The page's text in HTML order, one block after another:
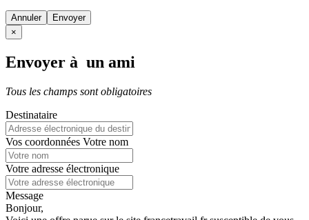
Annuler
×
Envoyer à un ami
Tous les champs sont obligatoires
Destinataire
Vos coordonnées Votre nom
Votre adresse électronique
Message
Bonjour,